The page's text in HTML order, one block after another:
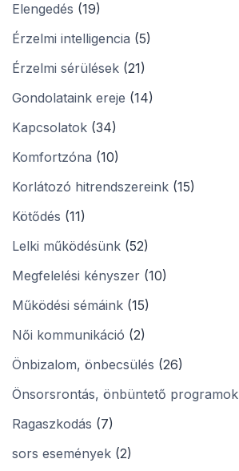
Elengedés (19)
Érzelmi intelligencia (5)
Érzelmi sérülések (21)
Gondolataink ereje (14)
Kapcsolatok (34)
Komfortzóna (10)
Korlátozó hitrendszereink (15)
Kötődés (11)
Lelki működésünk (52)
Megfelelési kényszer (10)
Működési sémáink (15)
Női kommunikáció (2)
Önbizalom, önbecsülés (26)
Önsorsrontás, önbüntető programok
Ragaszkodás (7)
sors események (2)